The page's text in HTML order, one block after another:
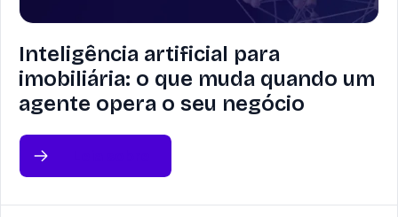
Inteligência artificial para
imobiliária: o que muda quando um
agente opera o seu negócio